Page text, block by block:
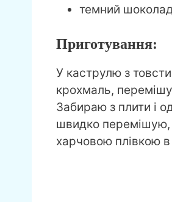
темний
Приготування:
У каструлю з
крохмаль,
Забираю з плити і
швидко
харчовою плівкою